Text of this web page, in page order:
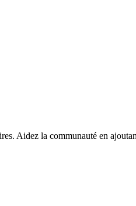
Aidez la communauté en